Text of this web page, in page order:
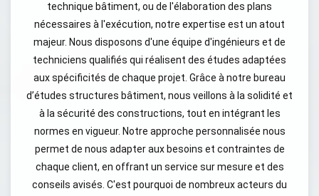
technique bâtiment, ou de l'élaboration des plans
nécessaires à l'exécution, notre expertise est un atout
majeur. Nous disposons d'une équipe d'ingénieurs et de
techniciens qualifiés qui réalisent des études adaptées
aux spécificités de chaque projet. Grâce à notre bureau
d’études structures bâtiment, nous veillons à la solidité et
à la sécurité des constructions, tout en intégrant les
normes en vigueur. Notre approche personnalisée nous
permet de nous adapter aux besoins et contraintes de
chaque client, en offrant un service sur mesure et des
conseils avisés. C'est pourquoi de nombreux acteurs du